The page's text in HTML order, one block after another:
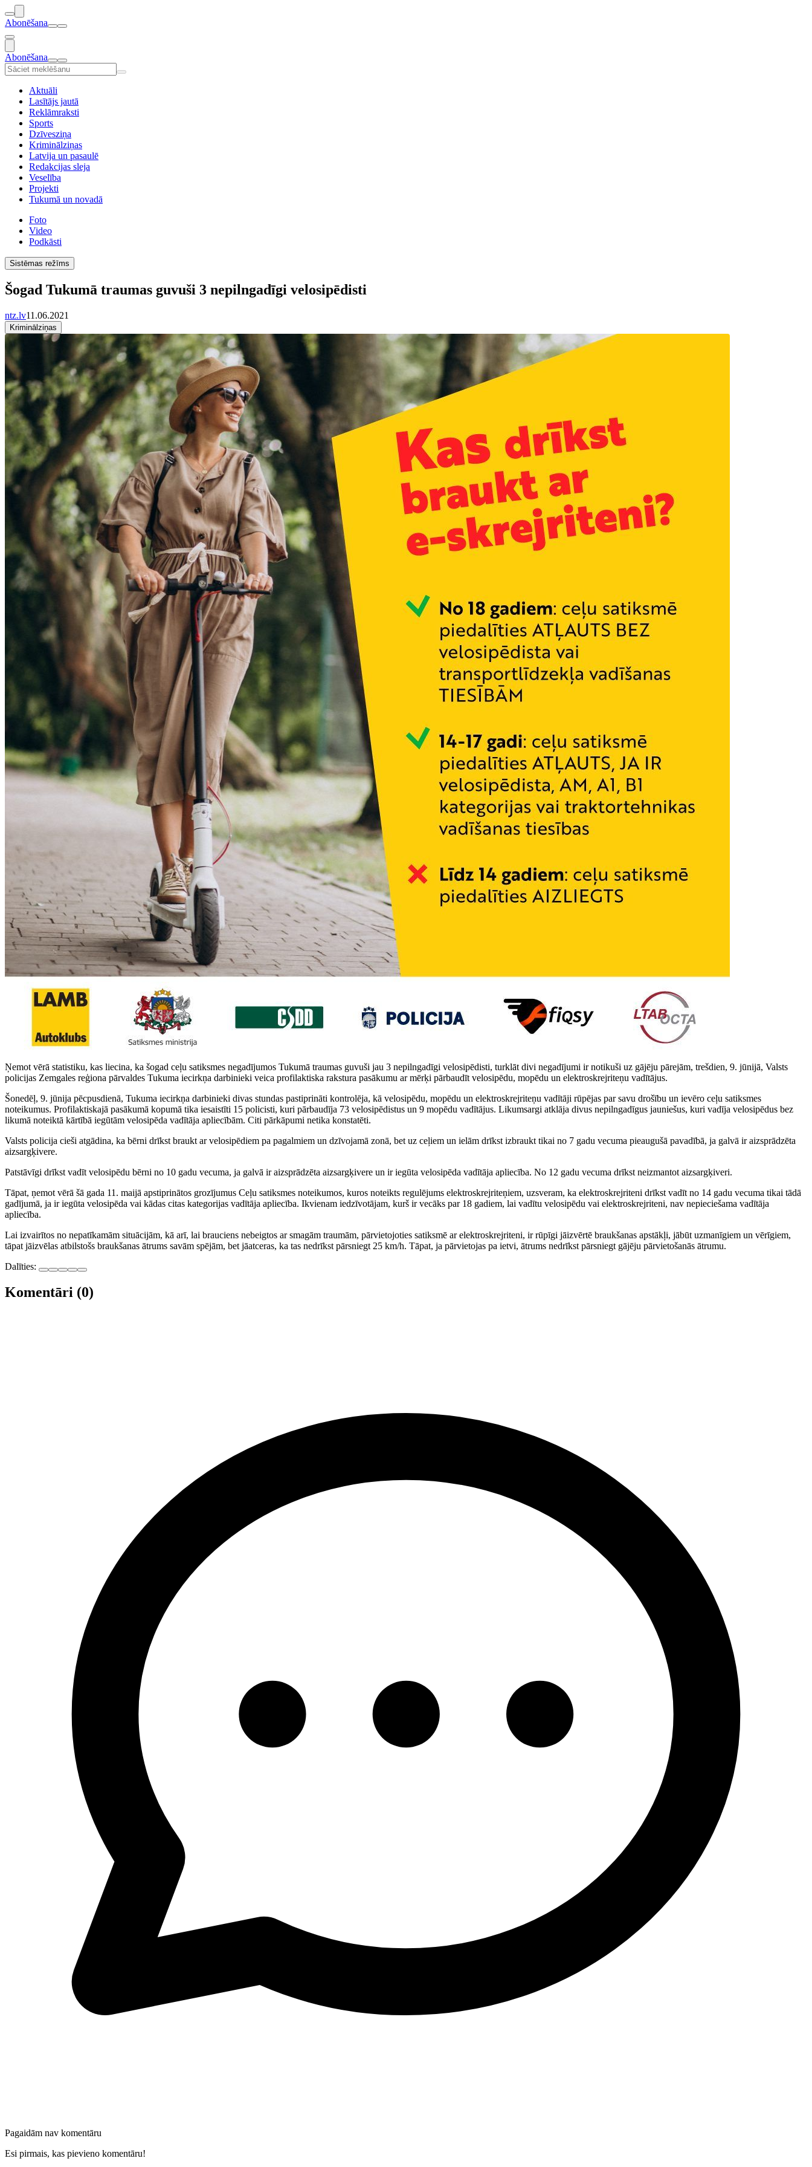
Abonēšana
Abonēšana
Aktuāli
Lasītājs jautā
Reklāmraksti
Sports
Dzīvesziņa
Kriminālziņas
Latvija un pasaulē
Redakcijas sleja
Veselība
Projekti
Tukumā un novadā
Foto
Video
Podkāsti
Sistēmas režīms
Šogad Tukumā traumas guvuši 3 nepilngadīgi velosipēdisti
ntz.lv11.06.2021
Kriminālziņas
Ņemot vērā statistiku, kas liecina, ka šogad ceļu satiksmes negadījumos Tukumā traumas guvuši jau 3 nepilngadīgi velosipēdisti, turklāt divi negadījumi ir notikuši uz gājēju pārejām, trešdien, 9. jūnijā, Valsts
policijas Zemgales reģiona pārvaldes Tukuma iecirkņa darbinieki veica profilaktiska rakstura pasākumu ar mērķi pārbaudīt velosipēdu, mopēdu un elektroskrejriteņu vadītājus.
Šonedēļ, 9. jūnija pēcpusdienā, Tukuma iecirkņa darbinieki divas stundas pastiprināti kontrolēja, kā velosipēdu, mopēdu un elektroskrejriteņu vadītāji rūpējas par savu drošību un ievēro ceļu satiksmes
noteikumus. Profilaktiskajā pasākumā kopumā tika iesaistīti 15 policisti, kuri pārbaudīja 73 velosipēdistus un 9 mopēdu vadītājus. Likumsargi atklāja divus nepilngadīgus jauniešus, kuri vadīja velosipēdus bez
likumā noteiktā kārtībā iegūtām velosipēda vadītāja apliecībām. Citi pārkāpumi netika konstatēti.
Valsts policija cieši atgādina, ka bērni drīkst braukt ar velosipēdiem pa pagalmiem un dzīvojamā zonā, bet uz ceļiem un ielām drīkst izbraukt tikai no 7 gadu vecuma pieaugušā pavadībā, ja galvā ir aizsprādzēta
aizsargķivere.
Patstāvīgi drīkst vadīt velosipēdu bērni no 10 gadu vecuma, ja galvā ir aizsprādzēta aizsargķivere un ir iegūta velosipēda vadītāja apliecība. No 12 gadu vecuma drīkst neizmantot aizsargķiveri.
Tāpat, ņemot vērā šā gada 11. maijā apstiprinātos grozījumus Ceļu satiksmes noteikumos, kuros noteikts regulējums elektroskrejriteņiem, uzsveram, ka elektroskrejriteni drīkst vadīt no 14 gadu vecuma tikai tādā
gadījumā, ja ir iegūta velosipēda vai kādas citas kategorijas vadītāja apliecība. Ikvienam iedzīvotājam, kurš ir vecāks par 18 gadiem, lai vadītu velosipēdu vai elektroskrejriteni, nav nepieciešama vadītāja
apliecība.
Lai izvairītos no nepatīkamām situācijām, kā arī, lai brauciens nebeigtos ar smagām traumām, pārvietojoties satiksmē ar elektroskrejriteni, ir rūpīgi jāizvērtē braukšanas apstākļi, jābūt uzmanīgiem un vērīgiem,
tāpat jāizvēlas atbilstošs braukšanas ātrums savām spējām, bet jāatceras, ka tas nedrīkst pārsniegt 25 km/h. Tāpat, ja pārvietojas pa ietvi, ātrums nedrīkst pārsniegt gājēju pārvietošanās ātrumu.
Dalīties:
Komentāri (0)
Pagaidām nav komentāru
Esi pirmais, kas pievieno komentāru!